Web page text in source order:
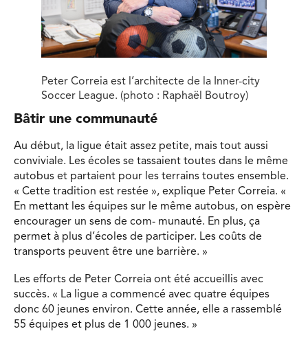
Peter Correia est l’architecte de la Inner-city
Soccer League. (photo : Raphaël Boutroy)
Bâtir une communauté
Au début, la ligue était assez petite, mais tout aussi
conviviale. Les écoles se tassaient toutes dans le même
autobus et partaient pour les terrains toutes ensemble.
« Cette tradition est restée », explique Peter Correia. «
En mettant les équipes sur le même autobus, on espère
encourager un sens de com- munauté. En plus, ça
permet à plus d’écoles de participer. Les coûts de
transports peuvent être une barrière. »
Les efforts de Peter Correia ont été accueillis avec
succès. « La ligue a commencé avec quatre équipes
donc 60 jeunes environ. Cette année, elle a rassemblé
55 équipes et plus de 1 000 jeunes. »